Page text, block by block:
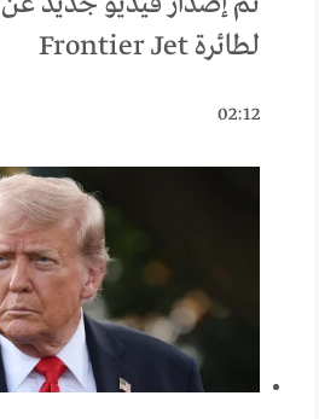
لطائرة Frontier Jet
02:12